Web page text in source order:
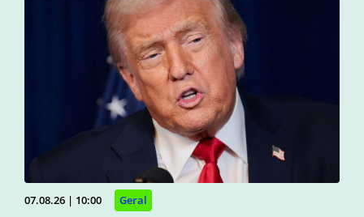
07.08.26 | 10:00 Geral